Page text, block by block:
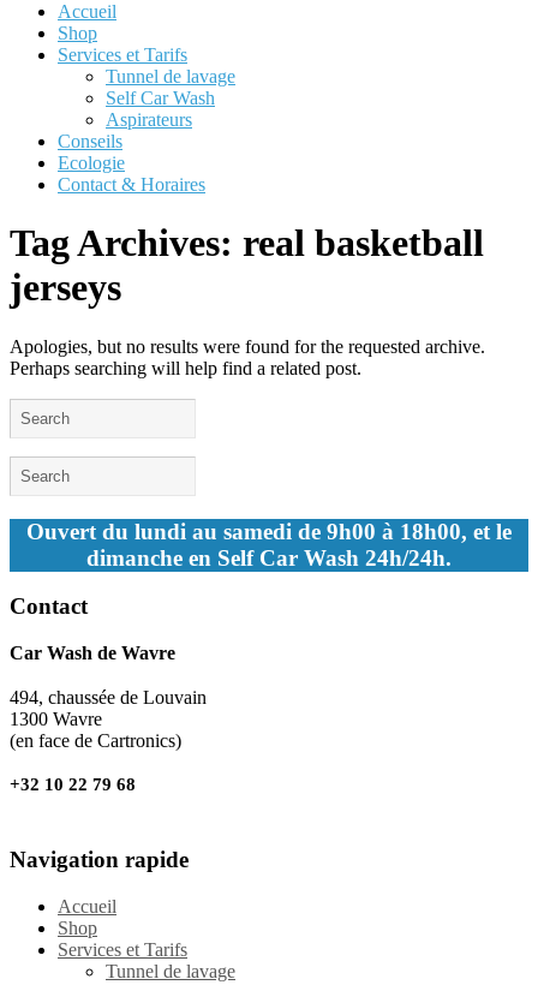
Accueil
Shop
Services et Tarifs
Tunnel de lavage
Self Car Wash
Aspirateurs
Conseils
Ecologie
Contact & Horaires
Tag Archives: real basketball
jerseys
Apologies, but no results were found for the requested archive.
Perhaps searching will help find a related post.
Ouvert du lundi au samedi de 9h00 à 18h00, et le
dimanche en Self Car Wash 24h/24h.
Contact
Car Wash de Wavre
494, chaussée de Louvain
1300 Wavre
(en face de Cartronics)
+32 10 22 79 68
Navigation rapide
Accueil
Shop
Services et Tarifs
Tunnel de lavage